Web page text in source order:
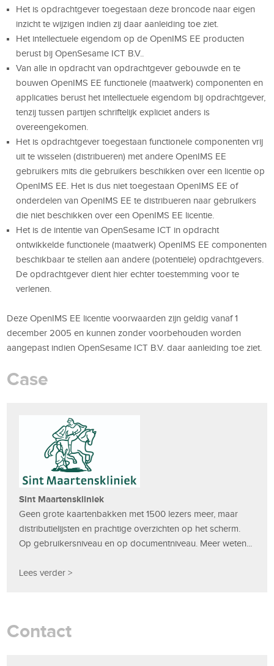
Het is opdrachtgever toegestaan deze broncode naar eigen
inzicht te wijzigen indien zij daar aanleiding toe ziet.
Het intellectuele eigendom op de OpenIMS EE producten
berust bij OpenSesame ICT B.V..
Van alle in opdracht van opdrachtgever gebouwde en te
bouwen OpenIMS EE functionele (maatwerk) componenten en
applicaties berust het intellectuele eigendom bij opdrachtgever,
tenzij tussen partijen schriftelijk expliciet anders is
overeengekomen.
Het is opdrachtgever toegestaan functionele componenten vrij
uit te wisselen (distribueren) met andere OpenIMS EE
gebruikers mits die gebruikers beschikken over een licentie op
OpenIMS EE. Het is dus niet toegestaan OpenIMS EE of
onderdelen van OpenIMS EE te distribueren naar gebruikers
die niet beschikken over een OpenIMS EE licentie.
Het is de intentie van OpenSesame ICT in opdracht
ontwikkelde functionele (maatwerk) OpenIMS EE componenten
beschikbaar te stellen aan andere (potentiële) opdrachtgevers.
De opdrachtgever dient hier echter toestemming voor te
verlenen.
Deze OpenIMS EE licentie voorwaarden zijn geldig vanaf 1
december 2005 en kunnen zonder voorbehouden worden
aangepast indien OpenSesame ICT B.V. daar aanleiding toe ziet.
Case
Sint Maartenskliniek
Geen grote kaartenbakken met 1500 lezers meer, maar
distributielijsten en prachtige overzichten op het scherm.
Op gebruikersniveau en op documentniveau. Meer weten...
Lees verder >
Contact